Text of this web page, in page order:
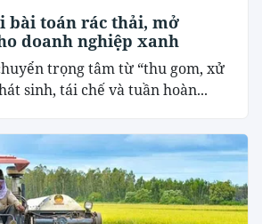
bài toán rác thải, mở
doanh nghiệp xanh
trọng tâm từ “thu gom, xử
sinh, tái chế và tuần hoàn...